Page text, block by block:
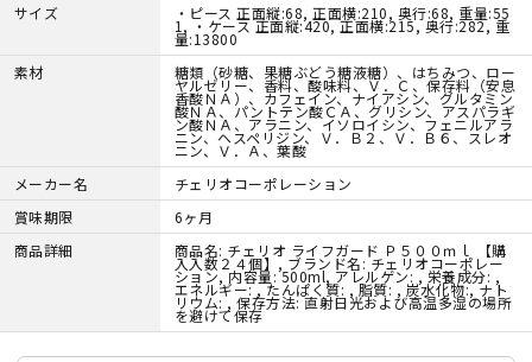
サイズ
・ピース 正面縦:68, 正面横:210, 奥行:68, 重量:55
1, ・ケース 正面縦:420, 正面横:215, 奥行:282, 重
量:13800
素材
糖類（砂糖、果糖ぶどう糖液糖）、はちみつ、ロー
ヤルゼリー、香料、酸味料、Ｖ．Ｃ、保存料（安息
香酸ＮＡ）、カフェイン、ナイアシン、グルタミン
酸ＮＡ、パントテン酸ＣＡ、グリシン、アスパラギ
ン酸ＮＡ、アラニン、イソロイシン、フェニルアラ
ニン、ヘスペリジン、Ｖ．Ｂ２、Ｖ．Ｂ６、スレオ
ニン、Ｖ．Ａ、葉酸
メーカー名
チェリオコーポレーション
賞味期限
6ヶ月
商品詳細
商品名: チェリオ ライフガード Ｐ５００ｍｌ 【購
入入数２４個】, ブランド名: チェリオコーポレー
ション, 内容量: 500ml, アレルゲン: , 栄養成分: ,
エネルギー: , たんぱく質: , 脂質: , 炭水化物:, ナト
リウム: , 保存方法: 直射日光および高温多湿の場所
を避けて保存